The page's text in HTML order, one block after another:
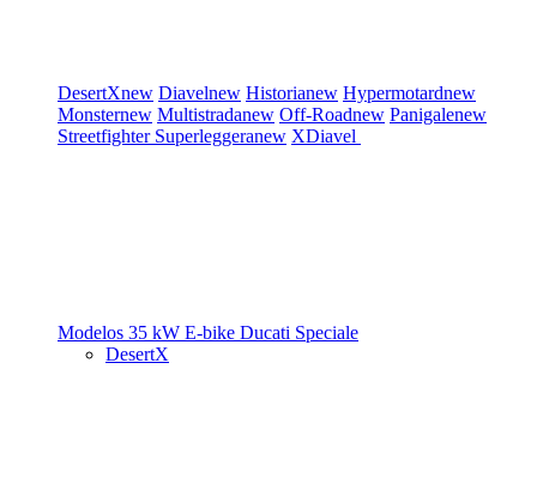
DesertXnew Diavelnew Historianew Hypermotardnew
Monsternew Multistradanew Off-Roadnew Panigalenew
Streetfighter Superleggeranew XDiavel
Modelos 35 kW E-bike Ducati Speciale
DesertX